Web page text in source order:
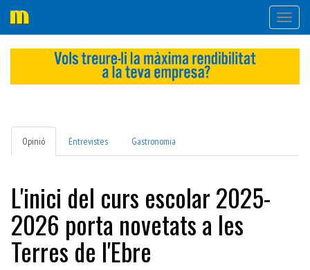
Opinió Entrevistes Gastronomia
L'inici del curs escolar 2025-
2026 porta novetats a les
Terres de l'Ebre